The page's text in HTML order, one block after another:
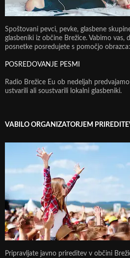
Spoštovani pevci, pevke, glasbene
glasbeniki iz občine Brežice. Vabimo vas,
posnetke posredujete s pomočjo obrazca:
POSREDOVANJE PESMI
Radio Brežice Eu ob nedeljah
ustvarili ali soustvarili lokalni glasbeniki.
VABILO ORGANIZATORJEM
Pripravljate javno prireditev v občini